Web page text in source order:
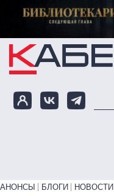
Перейти к основному
Primary links bottom
АНОНСЫ БЛОГИ НОВОСТИ